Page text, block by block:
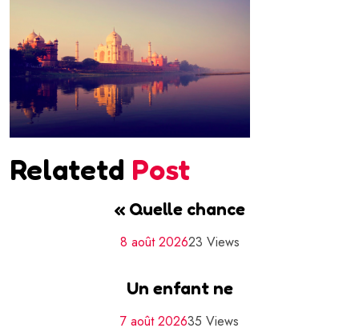
Relatetd Post
« Quelle chance
8 août 202623 Views
Un enfant ne
7 août 202635 Views